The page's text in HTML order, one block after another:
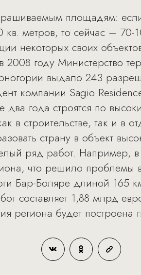
площадям:
метров, то сейчас –
некоторых своих
2008 году Министерство
выдало 243
компании Sagio
года строятся по
в строительстве, так и в
страну в объект
ряд работ. Например,
что решило проблемы
Бар-Боляре длиной 165
составляет 1,88 млрд
региона будет